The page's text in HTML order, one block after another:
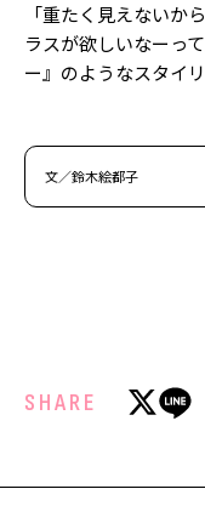
「重たく見えないか
ラスが欲しいなーっ
ー』のようなスタイ
文／鈴木絵都子
SHARE